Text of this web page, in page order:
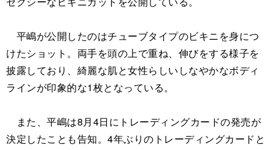
平嶋が公開したのはチューブタイプのビキニを身につ
けたショット。両手を頭の上で重ね、伸びをする様子を
披露しており、綺麗な肌と女性らしいしなやかなボディ
ラインが印象的な1枚となっている。
また、平嶋は8月4日にトレーディングカードの発売が
決定したことも告知。4年ぶりのトレーディングカードと